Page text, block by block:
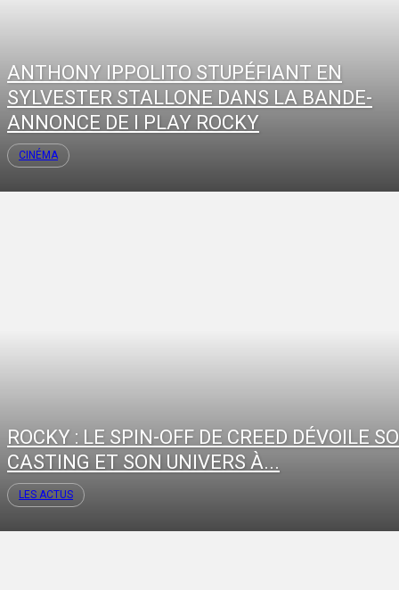
ANTHONY IPPOLITO STUPÉFIANT EN
SYLVESTER STALLONE DANS LA BANDE-
ANNONCE DE I PLAY ROCKY
CINÉMA
ROCKY : LE SPIN-OFF DE CREED DÉVOILE
CASTING ET SON UNIVERS À...
LES ACTUS